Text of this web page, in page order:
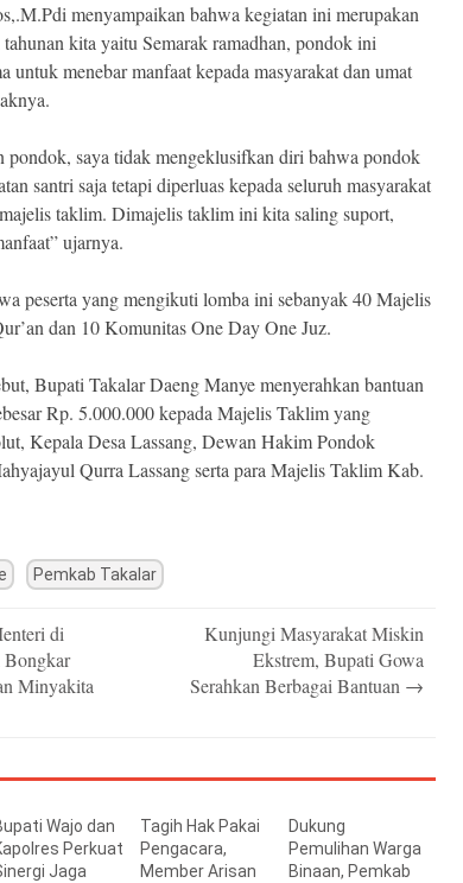
menyampaikan bahwa kegiatan ini merupakan
kita yaitu Semarak ramadhan, pondok ini
untuk menebar manfaat kepada masyarakat dan umat
pondok, saya tidak mengeklusifkan diri bahwa pondok
santri saja tetapi diperluas kepada seluruh masyarakat
taklim. Dimajelis taklim ini kita saling suport,
ujarnya.
peserta yang mengikuti lomba ini sebanyak 40 Majelis
dan 10 Komunitas One Day One Juz.
Bupati Takalar Daeng Manye menyerahkan bantuan
Rp. 5.000.000 kepada Majelis Taklim yang
Kepala Desa Lassang, Dewan Hakim Pondok
Qurra Lassang serta para Majelis Taklim Kab.
Pemkab Takalar
di
Bongkar
Minyakita
Kunjungi Masyarakat Miskin
Ekstrem, Bupati Gowa
Serahkan Berbagai Bantuan →
Wajo dan
Perkuat
Jaga
Tagih Hak Pakai
Pengacara,
Member Arisan
Dukung
Pemulihan Warga
Binaan, Pemkab